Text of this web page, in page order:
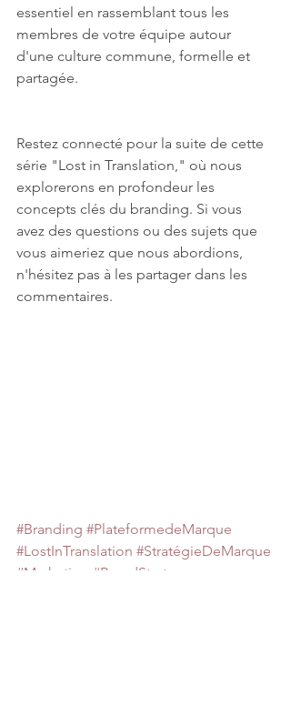
essentiel en rassemblant tous les
membres de votre équipe autour
d'une culture commune, formelle et
partagée.
Restez connecté pour la suite de cette
série "Lost in Translation," où nous
explorerons en profondeur les
concepts clés du branding. Si vous
avez des questions ou des sujets que
vous aimeriez que nous abordions,
n'hésitez pas à les partager dans les
commentaires.
#Branding #PlateformedeMarque
#LostInTranslation #StratégieDeMarque
#Marketing
#BrandStrategy